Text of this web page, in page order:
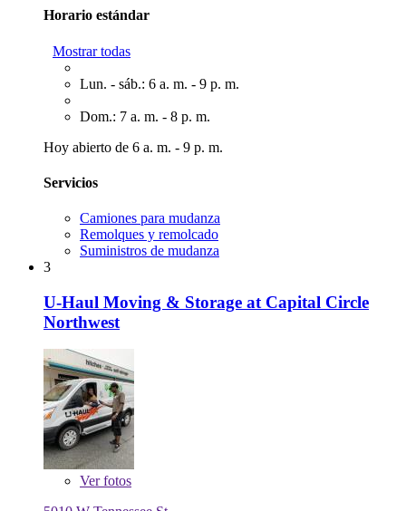
Horario estándar
Mostrar todas
Lun. - sáb.: 6 a. m. - 9 p. m.
Dom.: 7 a. m. - 8 p. m.
Hoy abierto de 6 a. m. - 9 p. m.
Servicios
Camiones para mudanza
Remolques y remolcado
Suministros de mudanza
3
U-Haul Moving & Storage at Capital Circle
Northwest
Verfotos